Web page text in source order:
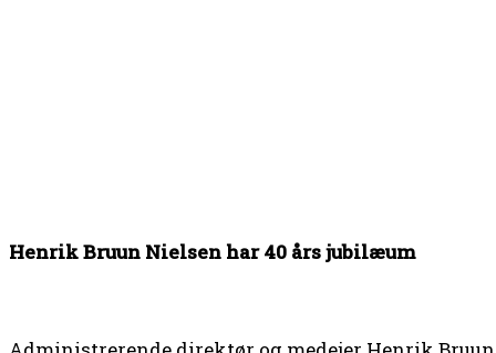
Henrik Bruun Nielsen har 40 års jubilæum